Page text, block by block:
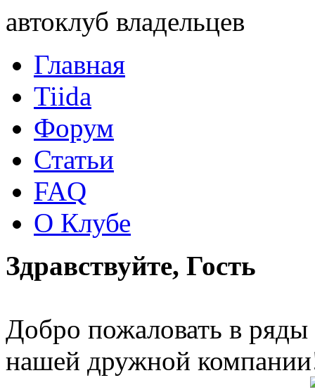
автоклуб владельцев
Главная
Tiida
Форум
Статьи
FAQ
О Клубе
Здравствуйте, Гость
Добро пожаловать в ряды
нашей дружной